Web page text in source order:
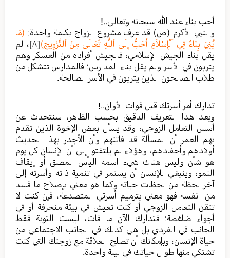
أحب بناء عند الله سبحانه وتعالى..!
والنبي الأكرم (ص) قد عرف مشروع الزواج بكلمة واحدة: (مَا
بُنِيَ بِنَاءٌ فِي اَلْإِسْلاَمِ أَحَبُّ إِلَى اَللَّهِ تَعَالَى مِنَ اَلتَّزْوِيجِ)[٨]
، لم
يقل بناء الجيش الإسلامي، فالجيش أفراده من العسكر وهم
يتربون في الأسر ولم يقل بناء المدارس؛ فالمدارس تتشكل من
طلاب الصالحون الذين يتربون في الأسر الصالحة.
تدارك أمر أسرتك قبل فوات الأوان..!
وبعد هذا التعريف الدقيق بحسب الظاهر، سنتحدث عن
أسس التعامل الزوجي، وقد يسأل بعض الإخوة الذين تقدم
بهم العمر أن المسألة قد فاتتهم وأن الأجدر بهذا الحديث
أولادهم وأحفادهم، وهؤلاء لم يلتفتوا إلى أن الإنسان كل يوم
هو شأن وليس هناك شيء اسمه اليأس المطلق أو إيقاف
النمو، وينبغي للإنسان أن يستمر في تنمية ذاته وأسرته إلى
آخر لحظة من لحظات حياته وكما هو معني بإصلاح ما فسد
من نفسه فهو معني بترميم أسرتي المتصدعة، فإن كنت لا
تتقن التعامل الزوجي أو كنت تعيش في بيئة منحرفة أو في
أجواء ضاغطة؛ فتدارك الآن ما فات، ليست التوبة فقط
الجانب في الفردي بل هي كذلك في الجانب الاجتماعي من
حياة الإنسان، وبإمكانك أن تصلح العلاقة مع زوجتك التي كنت
تشتكي منها طوال حياتك في ليلة واحدة.